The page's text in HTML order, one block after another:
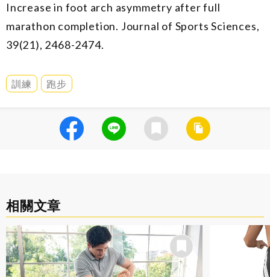
Increase in foot arch asymmetry after full
marathon completion. Journal of Sports Sciences,
39(21), 2468-2474.
訓練 跑步
相關文章